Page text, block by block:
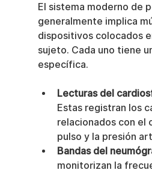
El sistema moderno de
generalmente implica
dispositivos colocados
sujeto. Cada uno tiene
específica.
Lecturas del
Estas registran los
relacionados con el
pulso y la presión
Bandas del
monitorizan la